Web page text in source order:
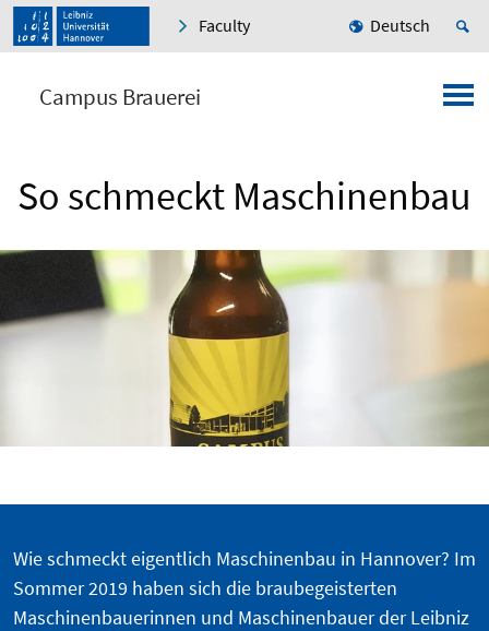
Faculty Deutsch
Campus Brauerei
So schmeckt Maschinenbau
Wie schmeckt eigentlich Maschinenbau in Hannover? Im
Sommer 2019 haben sich die braubegeisterten
Maschinenbauerinnen und Maschinenbauer der Leibniz